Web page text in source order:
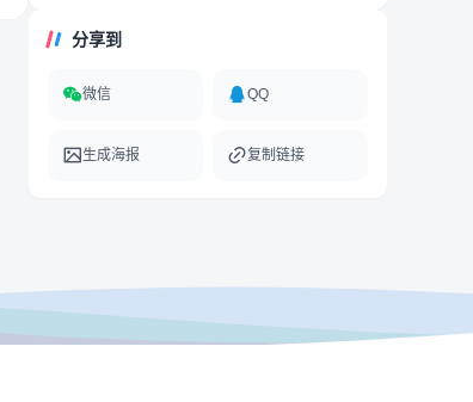
分享到
微信 QQ
生成海报 复制链接